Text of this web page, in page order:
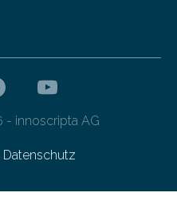
innoscripta AG
Datenschutz